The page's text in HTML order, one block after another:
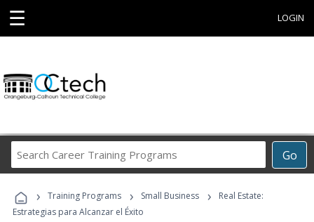
☰ LOGIN
Go
Career
Programs
› Training Programs › Small Business ›
Real Estate:
Estrategias para Alcanzar el Éxito